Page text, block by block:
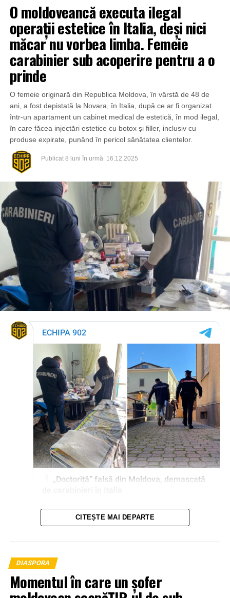
O moldoveancă executa ilegal
operații estetice în Italia, deși nici
măcar nu vorbea limba. Femeie
carabinier sub acoperire pentru a o
prinde
O femeie originară din Republica Moldova, în vârstă de 48 de
ani, a fost depistată la Novara, în Italia, după ce ar fi organizat
într-un apartament un cabinet medical de estetică, în mod ilegal,
în care făcea injectări estetice cu botox și filler, inclusiv cu
produse expirate, punând în pericol sănătatea clientelor.
Publicat 8 luni în urmă 16.12.2025
CITEȘTE MAI DEPARTE
DIASPORA
Momentul în care un șofer